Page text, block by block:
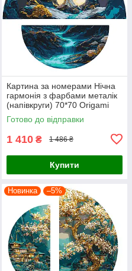
Картина за номерами Нічна
гармонія з фарбами металік
(напівкруги) 70*70 Origami
(OSR1007)
Готово до відправки
1 410 ₴ 1 486 ₴
Купити
Новинка –5%